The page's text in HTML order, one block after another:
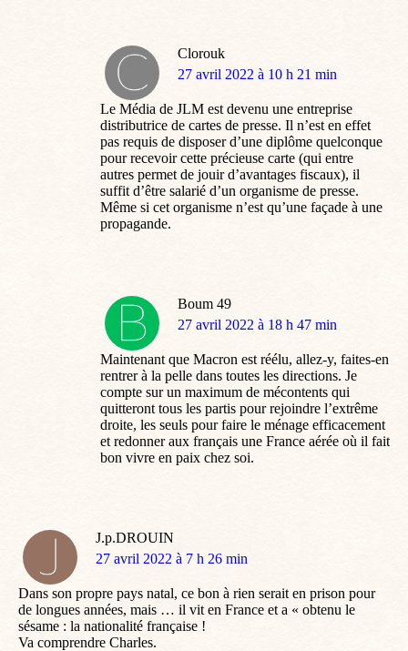
Clorouk
dit
27 avril 2022 à 10 h 21 min
Le Média de JLM est devenu une entreprise
distributrice de cartes de presse. Il n’est en effet
pas requis de disposer d’une diplôme quelconque
pour recevoir cette précieuse carte (qui entre
autres permet de jouir d’avantages fiscaux), il
suffit d’être salarié d’un organisme de presse.
Même si cet organisme n’est qu’une façade à une
propagande.
Boum 49
dit
27 avril 2022 à 18 h 47 min
Maintenant que Macron est réélu, allez-y, faites-en
rentrer à la pelle dans toutes les directions. Je
compte sur un maximum de mécontents qui
quitteront tous les partis pour rejoindre l’extrême
droite, les seuls pour faire le ménage efficacement
et redonner aux français une France aérée où il fait
bon vivre en paix chez soi.
J.p.DROUIN
dit
27 avril 2022 à 7 h 26 min
Dans son propre pays natal, ce bon à rien serait en prison pour
de longues années, mais … il vit en France et a « obtenu le
sésame : la nationalité française !
Va comprendre Charles.